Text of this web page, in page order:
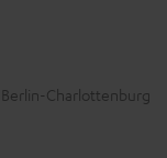
Charlottenburg